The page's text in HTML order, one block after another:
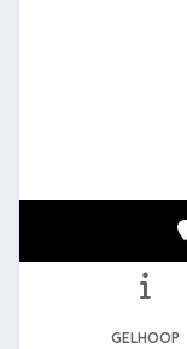
GELHOOP